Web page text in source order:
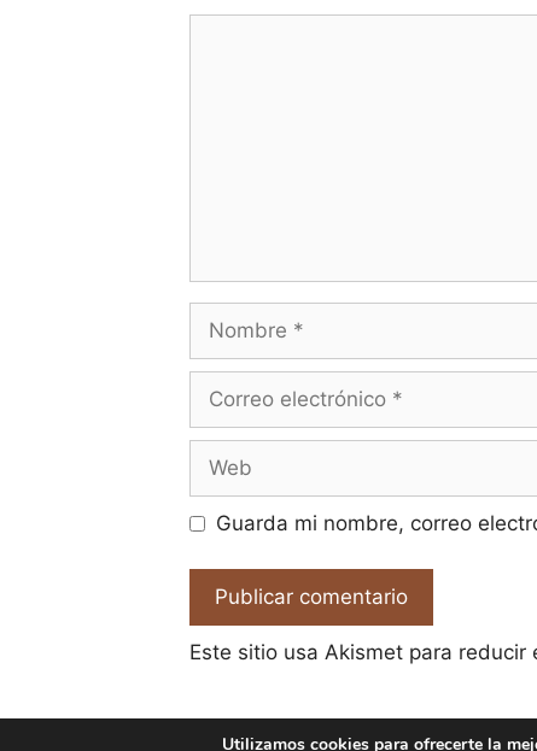
electrónico
Guarda mi nombre, correo
Este sitio usa Akismet para reducir
Utilizamos cookies para ofrecerte la